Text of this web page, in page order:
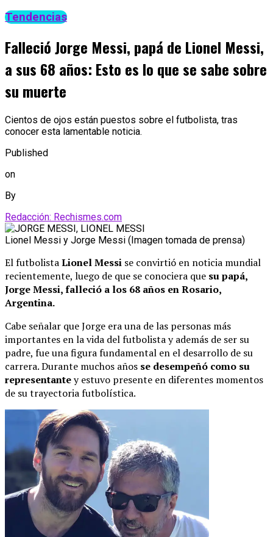
Tendencias
Falleció Jorge Messi, papá de Lionel Messi,
a sus 68 años: Esto es lo que se sabe sobre
su muerte
Cientos de ojos están puestos sobre el futbolista, tras
conocer esta lamentable noticia.
Published
on
By
Redacción: Rechismes.com
Lionel Messi y Jorge Messi (Imagen tomada de prensa)
El futbolistaLionel Messi se convirtió en noticia mundial
recientemente, luego de que se conociera que su papá,
Jorge Messi, falleció a los 68 años en Rosario,
Argentina.
Cabe señalar que Jorge era una de las personas más
importantes en la vida del futbolista y además de ser su
padre, fue una figura fundamental en el desarrollo de su
carrera. Durante muchos años se desempeñó como su
representantey estuvo presente en diferentes momentos
de su trayectoria futbolística.